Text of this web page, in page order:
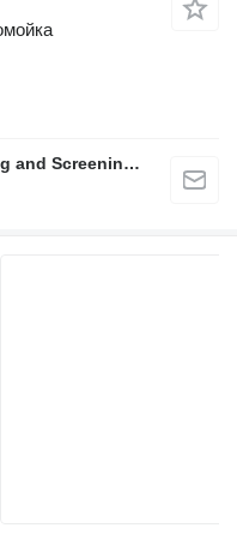
FABO Mobile & Stationary Crushing and Screening Plants | Concrete Batching Plants Manufacturer